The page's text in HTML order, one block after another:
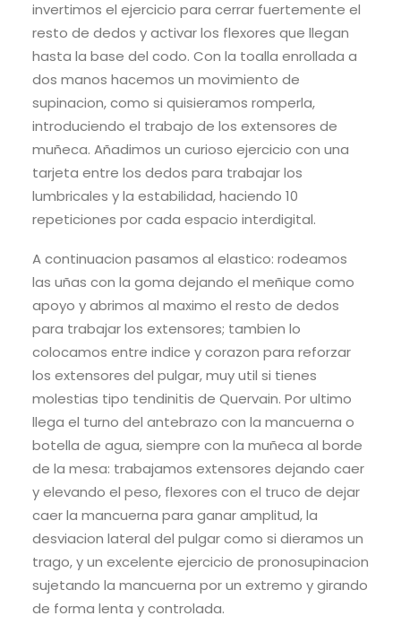
invertimos el ejercicio para cerrar fuertemente el
resto de dedos y activar los flexores que llegan
hasta la base del codo. Con la toalla enrollada a
dos manos hacemos un movimiento de
supinacion, como si quisieramos romperla,
introduciendo el trabajo de los extensores de
muñeca. Añadimos un curioso ejercicio con una
tarjeta entre los dedos para trabajar los
lumbricales y la estabilidad, haciendo 10
repeticiones por cada espacio interdigital.
A continuacion pasamos al elastico: rodeamos
las uñas con la goma dejando el meñique como
apoyo y abrimos al maximo el resto de dedos
para trabajar los extensores; tambien lo
colocamos entre indice y corazon para reforzar
los extensores del pulgar, muy util si tienes
molestias tipo tendinitis de Quervain. Por ultimo
llega el turno del antebrazo con la mancuerna o
botella de agua, siempre con la muñeca al borde
de la mesa: trabajamos extensores dejando caer
y elevando el peso, flexores con el truco de dejar
caer la mancuerna para ganar amplitud, la
desviacion lateral del pulgar como si dieramos un
trago, y un excelente ejercicio de pronosupinacion
sujetando la mancuerna por un extremo y girando
de forma lenta y controlada.